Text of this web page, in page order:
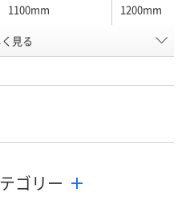
1100mm 1200mm
H854344 H854345
カゴへ
見る
ゴリー